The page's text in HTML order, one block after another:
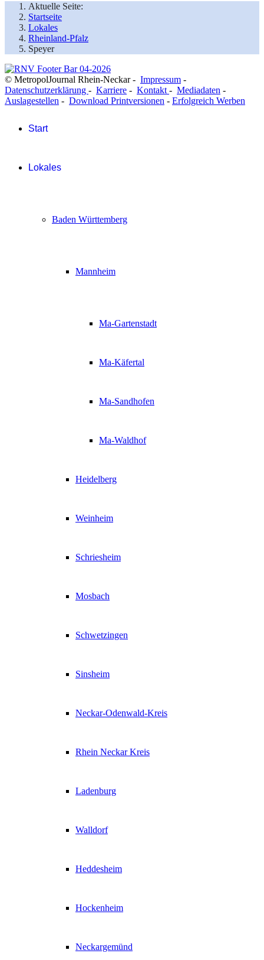
Aktuelle Seite:
Startseite
Lokales
Rheinland-Pfalz
Speyer
© MetropolJournal Rhein-Neckar - Impressum -
Datenschutzerklärung - Karriere - Kontakt - Mediadaten -
Auslagestellen - Download Printversionen - Erfolgreich Werben
Start
Lokales
Baden Württemberg
Mannheim
Ma-Gartenstadt
Ma-Käfertal
Ma-Sandhofen
Ma-Waldhof
Heidelberg
Weinheim
Schriesheim
Mosbach
Schwetzingen
Sinsheim
Neckar-Odenwald-Kreis
Rhein Neckar Kreis
Ladenburg
Walldorf
Heddesheim
Hockenheim
Neckargemünd